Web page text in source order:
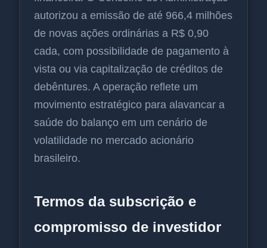
autorizou a emissão de até 966,4 milhões
de novas ações ordinárias a R$ 0,90
cada, com possibilidade de pagamento à
vista ou via capitalização de créditos de
debêntures. A operação reflete um
movimento estratégico para alavancar a
saúde do balanço em um cenário de
volatilidade no mercado acionário
brasileiro.
Termos da subscrição e
compromisso de investidor